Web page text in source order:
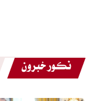
نڪور خبرون